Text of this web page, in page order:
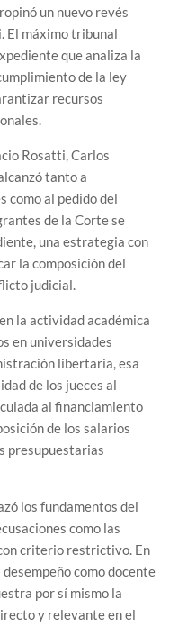
un nuevo revés
El máximo tribunal
que analiza la
de la ley
recursos
Rosatti, Carlos
tanto a
como al pedido del
de la Corte se
una estrategia con
la composición del
judicial.
la actividad académica
en universidades
libertaria, esa
de los jueces al
al financiamiento
de los salarios
presupuestarias
los fundamentos del
como las
criterio restrictivo. En
como docente
por sí mismo la
y relevante en el